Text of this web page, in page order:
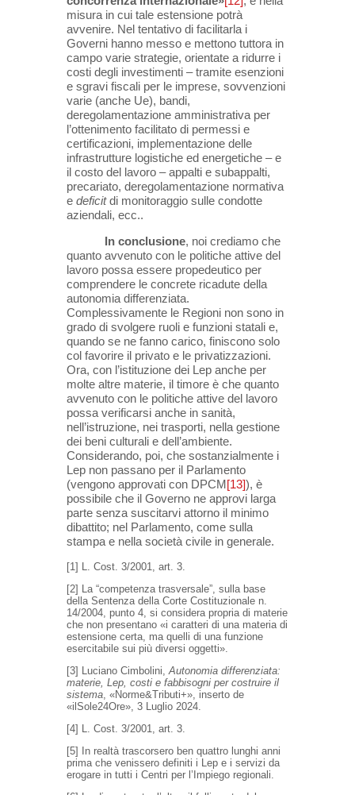
misura in cui tale estensione potrà
avvenire. Nel tentativo di facilitarla i
Governi hanno messo e mettono tuttora in
campo varie strategie, orientate a ridurre i
costi degli investimenti – tramite esenzioni
e sgravi fiscali per le imprese, sovvenzioni
varie (anche Ue), bandi,
deregolamentazione amministrativa per
l’ottenimento facilitato di permessi e
certificazioni, implementazione delle
infrastrutture logistiche ed energetiche – e
il costo del lavoro – appalti e subappalti,
precariato, deregolamentazione normativa
e deficitdi monitoraggio sulle condotte
aziendali, ecc..
In conclusione, noi crediamo che
quanto avvenuto con le politiche attive del
lavoro possa essere propedeutico per
comprendere le concrete ricadute della
autonomia differenziata.
Complessivamente le Regioni non sono in
grado di svolgere ruoli e funzioni statali e,
quando se ne fanno carico, finiscono solo
col favorire il privato e le privatizzazioni.
Ora, con l’istituzione dei Lep anche per
molte altre materie, il timore è che quanto
avvenuto con le politiche attive del lavoro
possa verificarsi anche in sanità,
nell’istruzione, nei trasporti, nella gestione
dei beni culturali e dell’ambiente.
Considerando, poi, che sostanzialmente i
Lep non passano per il Parlamento
(vengono approvati con DPCM[13]), è
possibile che il Governo ne approvi larga
parte senza suscitarvi attorno il minimo
dibattito; nel Parlamento, come sulla
stampa e nella società civile in generale.
[1] L. Cost. 3/2001, art. 3.
[2] La “competenza trasversale”, sulla base
della Sentenza della Corte Costituzionale n.
14/2004, punto 4, si considera propria di materie
che non presentano «i caratteri di una materia di
estensione certa, ma quelli di una funzione
esercitabile sui più diversi oggetti».
[3] Luciano Cimbolini,Autonomia differenziata:
materie, Lep, costi e fabbisogni per costruire il
sistema, «Norme&Tributi+», inserto de
«ilSole24Ore», 3 Luglio 2024.
[4] L. Cost. 3/2001, art. 3.
[5] In realtà trascorsero ben quattro lunghi anni
prima che venissero definiti i Lep e i servizi da
erogare in tutti i Centri per l’Impiego regionali.